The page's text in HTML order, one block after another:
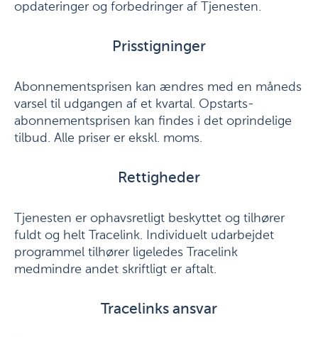
opdateringer og forbedringer af Tjenesten.
Prisstigninger
Abonnementsprisen kan ændres med en måneds
varsel til udgangen af et kvartal. Opstarts-
abonnementsprisen kan findes i det oprindelige
tilbud. Alle priser er ekskl. moms.
Rettigheder
Tjenesten er ophavsretligt beskyttet og tilhører
fuldt og helt Tracelink. Individuelt udarbejdet
programmel tilhører ligeledes Tracelink
medmindre andet skriftligt er aftalt.
Tracelinks ansvar